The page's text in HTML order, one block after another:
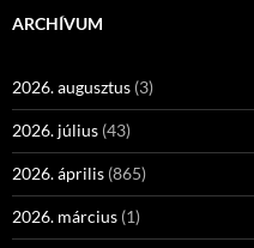
ARCHÍVUM
2026. augusztus (3)
2026. július (43)
2026. április (865)
2026. március (1)